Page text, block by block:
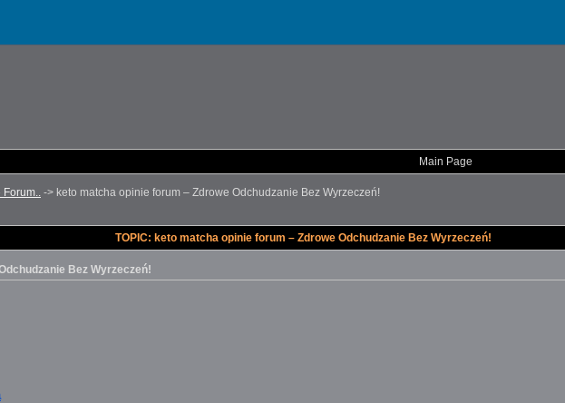
Main Page
Forum.. -> keto matcha opinie forum – Zdrowe Odchudzanie Bez Wyrzeczeń!
TOPIC: keto matcha opinie forum – Zdrowe Odchudzanie Bez Wyrzeczeń!
Bez Wyrzeczeń!